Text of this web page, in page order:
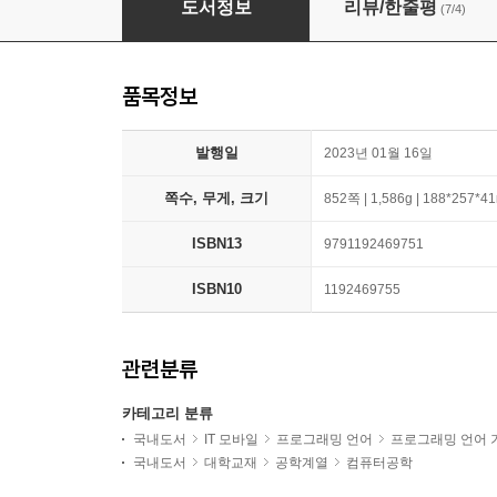
도서정보 리뷰/한줄평 (7/4)
품목정보
발행일 2023년 01월 16일
쪽수, 무게, 크기 852쪽 | 1,586g |
ISBN13 9791192469751
ISBN10 1192469755
관련분류
카테고리 분류
국내도서 IT 모바일 프로그래밍 언어
프로그래밍 언어
국내도서
대학교재 공학계열 컴퓨터공학